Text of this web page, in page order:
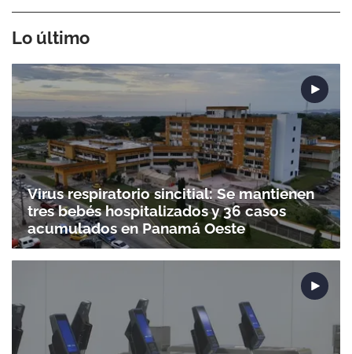
Lo último
Virus respiratorio sincitial: Se mantienen
tres bebés hospitalizados y 36 casos
acumulados en Panamá Oeste